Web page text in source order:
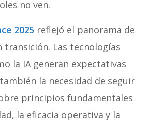
no ven.
2025 reflejó el panorama de
transición. Las tecnologías
la IA generan expectativas
la necesidad de seguir
principios fundamentales
la eficacia operativa y la